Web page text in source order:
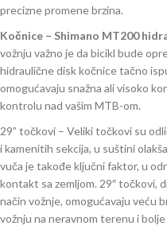
precizne promene brzina.
Kočnice – Shimano MT200
vožnju važno je da bicikl bude
hidraulične disk kočnice tačno
omogućavaju snažna ali visoko
kontrolu nad vašim MTB-om.
29” točkovi – Veliki točkovi su
i kamenitih sekcija, u suštini
vuča je takođe ključni faktor, u
kontakt sa zemljom. 29″ točkovi,
način vožnje, omogućavaju veću
vožnju na neravnom terenu i